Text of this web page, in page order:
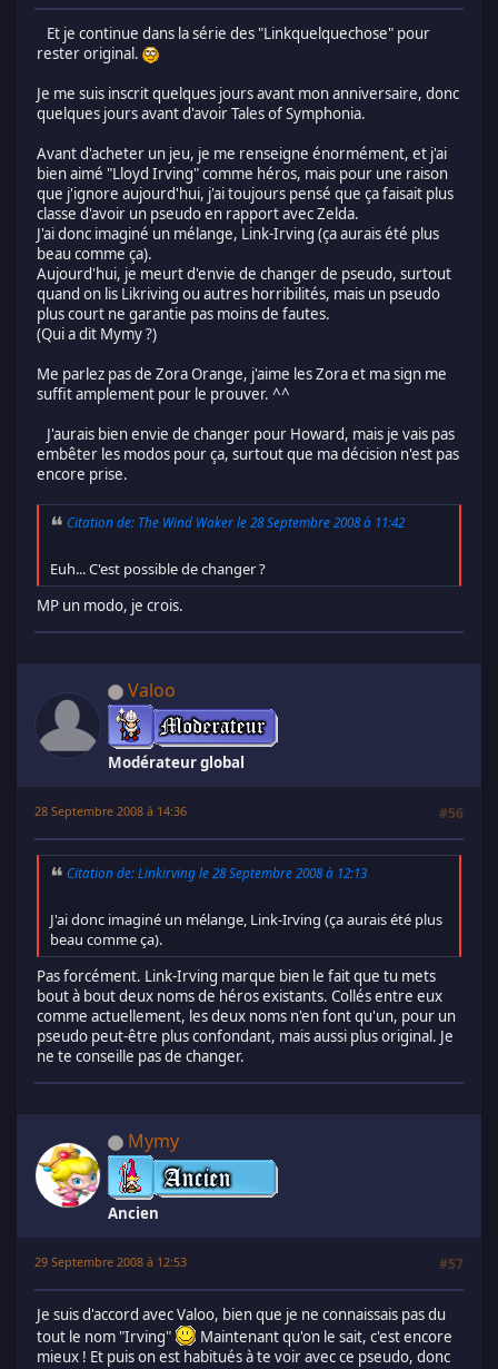
Et je continue dans la série des "Linkquelquechose" pour
rester original.
Je me suis inscrit quelques jours avant mon anniversaire, donc
quelques jours avant d'avoir Tales of Symphonia.
Avant d'acheter un jeu, je me renseigne énormément, et j'ai
bien aimé "Lloyd Irving" comme héros, mais pour une raison
que j'ignore aujourd'hui, j'ai toujours pensé que ça faisait plus
classe d'avoir un pseudo en rapport avec Zelda.
J'ai donc imaginé un mélange, Link-Irving (ça aurais été plus
beau comme ça).
Aujourd'hui, je meurt d'envie de changer de pseudo, surtout
quand on lis Likriving ou autres horribilités, mais un pseudo
plus court ne garantie pas moins de fautes.
(Qui a dit Mymy ?)
Me parlez pas de Zora Orange, j'aime les Zora et ma sign me
suffit amplement pour le prouver. ^^
J'aurais bien envie de changer pour Howard, mais je vais pas
embêter les modos pour ça, surtout que ma décision n'est pas
encore prise.
Citation de: The Wind Waker le 28 Septembre 2008 à 11:42
Euh... C'est possible de changer ?
MP un modo, je crois.
Valoo
Modérateur global
28 Septembre 2008 à 14:36 #56
Citation de: Linkirving le 28 Septembre 2008 à 12:13
J'ai donc imaginé un mélange, Link-Irving (ça aurais été plus
beau comme ça).
Pas forcément. Link-Irving marque bien le fait que tu mets
bout à bout deux noms de héros existants. Collés entre eux
comme actuellement, les deux noms n'en font qu'un, pour un
pseudo peut-être plus confondant, mais aussi plus original. Je
ne te conseille pas de changer.
Mymy
Ancien
29 Septembre 2008 à 12:53 #57
Je suis d'accord avec Valoo, bien que je ne connaissais pas du
tout le nom "Irving"
Maintenant qu'on le sait, c'est encore
mieux ! Et puis on est habitués à te voir avec ce pseudo, donc